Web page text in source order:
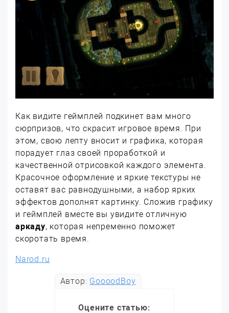
Как видите геймплей подкинет вам много
сюрпризов, что скрасит игровое время. При
этом, свою лепту вносит и графика, которая
порадует глаз своей проработкой и
качественной отрисовкой каждого элемента.
Красочное оформление и яркие текстуры не
оставят вас равнодушными, а набор ярких
эффектов дополнят картинку. Сложив графику
и геймплей вместе вы увидите отличную
аркаду, которая непременно поможет
скоротать время.
Narod.ru
Автор: GoooodBoy
Оцените статью: